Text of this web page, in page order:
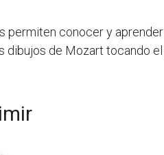
permiten conocer y
de Mozart tocando